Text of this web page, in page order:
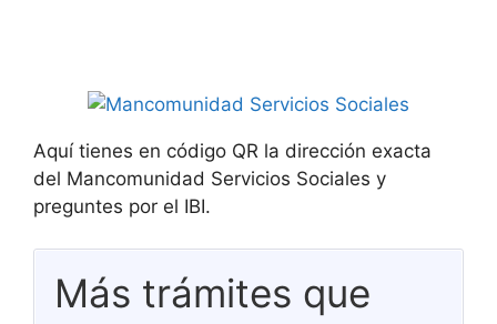
Aquí tienes en código QR la dirección exacta
del Mancomunidad Servicios Sociales y
preguntes por el IBI.
Más trámites que